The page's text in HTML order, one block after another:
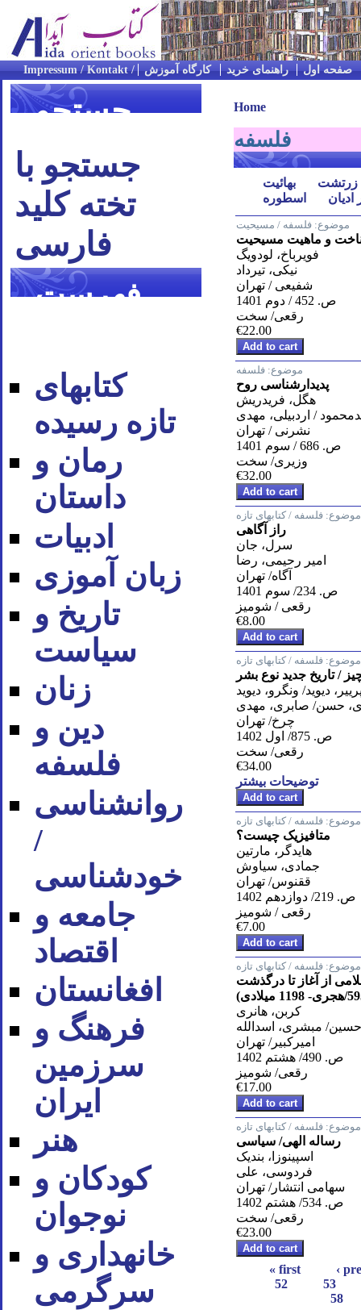
صفحه اول راهنمای خرید کارگاه آموزش
جستجو
جستجو با
تخته کلید
فارسی
فهرست
کتابهای
تازه رسیده
رمان و
داستان
ادبیات
زبان آموزی
تاریخ و
سیاست
زنان
دین و
فلسفه
روان‪شناسی
/
خودشناسی
جامعه و
اقتصاد
افغانستان
فرهنگ و
سرزمین
ایران
هنر
کودکان و
نوجوان
خانه‪داری و
سرگرمی
Home
فلسفه
زرتشت
بهائیت
ادیان
اسطوره
موضوع: فلسفه / مسیحیت
و ماهیت مسیحیت
فویرباخ، لودویگ
نیکی، تیرداد
شفیعی / تهران
ص. 452 / دوم 1401
رقعی/ سخت
€22.00
موضوع: فلسفه
پدیدارشناسی روح
هگل، فریدریش
/ اردبیلی، مهدی
نشرنی / تهران
ص. 686 / سوم 1401
وزیری/ سخت
€32.00
موضوع: فلسفه / کتابهای تازه
راز آگاهی
سرل، جان
امیر رحیمی، رضا
آگاه/ تهران
ص. 234/ سوم 1401
رقعی / شومیز
€8.00
موضوع: فلسفه / کتابهای تازه
/ تاریخ جدید نوع بشر
دیوید/ ونگرو، دیوید
حسن/ صابری، مهدی
چرخ/ تهران
ص. 875/ اول 1402
رقعی/ سخت
€34.00
توضیحات بیشتر
موضوع: فلسفه / کتابهای تازه
متافیزیک چیست؟
هایدگر، مارتین
جمادی، سیاوش
ققنوس/ تهران
ص. 219/ دوازدهم 1402
رقعی / شومیز
€7.00
موضوع: فلسفه / کتابهای تازه
از آغاز تا درگذشت
کربن، هانری
مبشری، اسدالله
امیرکبیر/ تهران
ص. 490/ هشتم 1402
رقعی/ شومیز
€17.00
موضوع: فلسفه / کتابهای تازه
رساله الهی/ سیاسی
اسپینوزا، بندیک
فردوسی، علی
سهامی انتشار/ تهران
ص. 534/ هشتم 1402
رقعی/ سخت
€23.00
« first
‹
52
53
58